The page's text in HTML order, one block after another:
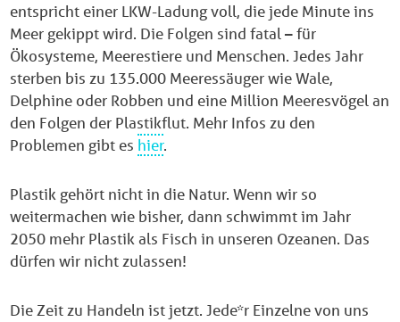
entspricht einer LKW-Ladung voll, die jede Minute ins
Meer gekippt wird. Die Folgen sind fatal – für
Ökosysteme, Meerestiere und Menschen. Jedes Jahr
sterben bis zu 135.000 Meeressäuger wie Wale,
Delphine oder Robben und eine Million Meeresvögel an
den Folgen der Plastikflut. Mehr Infos zu den
Problemen gibt es hier.
Plastik gehört nicht in die Natur. Wenn wir so
weitermachen wie bisher, dann schwimmt im Jahr
2050 mehr Plastik als Fisch in unseren Ozeanen. Das
dürfen wir nicht zulassen!
Die Zeit zu Handeln ist jetzt. Jede*r Einzelne von uns